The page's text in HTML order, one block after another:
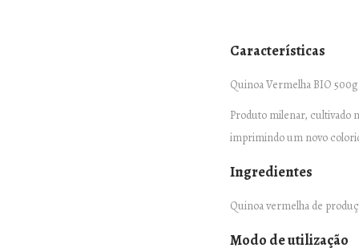
Características
Quinoa Vermelha BIO
Produto milenar, cultivado
imprimindo um novo
Ingredientes
Quinoa vermelha de
Modo de utilização